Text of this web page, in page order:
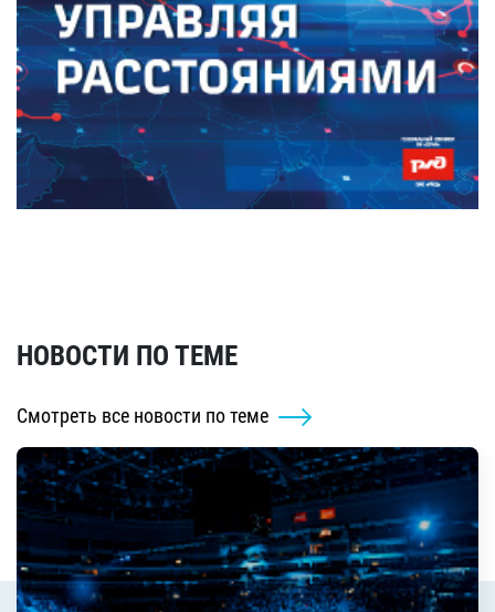
НОВОСТИ ПО ТЕМЕ
Смотреть все новости по теме